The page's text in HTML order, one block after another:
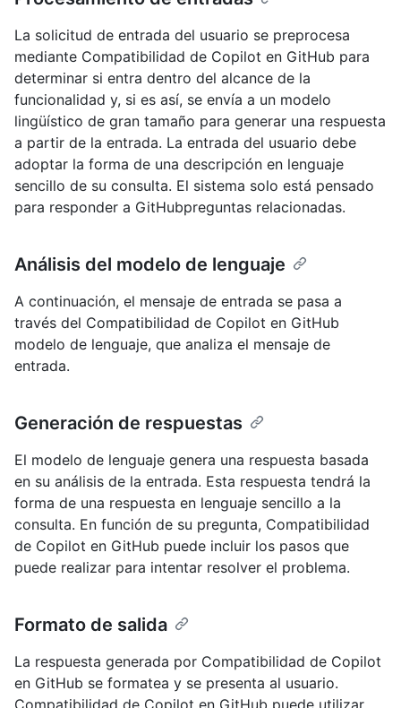
La solicitud de entrada del usuario se preprocesa
mediante Compatibilidad de Copilot en GitHub para
determinar si entra dentro del alcance de la
funcionalidad y, si es así, se envía a un modelo
lingüístico de gran tamaño para generar una respuesta
a partir de la entrada. La entrada del usuario debe
adoptar la forma de una descripción en lenguaje
sencillo de su consulta. El sistema solo está pensado
para responder a GitHubpreguntas relacionadas.
Análisis del modelo de lenguaje
A continuación, el mensaje de entrada se pasa a
través del Compatibilidad de Copilot en GitHub
modelo de lenguaje, que analiza el mensaje de
entrada.
Generación de respuestas
El modelo de lenguaje genera una respuesta basada
en su análisis de la entrada. Esta respuesta tendrá la
forma de una respuesta en lenguaje sencillo a la
consulta. En función de su pregunta, Compatibilidad
de Copilot en GitHub puede incluir los pasos que
puede realizar para intentar resolver el problema.
Formato de salida
La respuesta generada por Compatibilidad de Copilot
en GitHub se formatea y se presenta al usuario.